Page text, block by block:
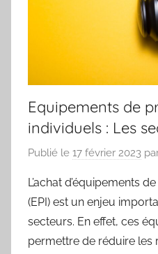
Equipements de
individuels : Les
Publié le 17 février 2023
L’achat d’équipements
(EPI) est un enjeu
secteurs. En effet, ces
permettre de réduire les